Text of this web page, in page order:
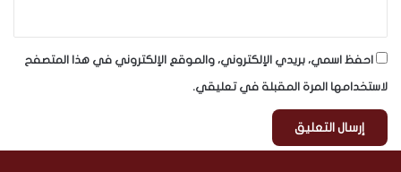
احفظ اسمي، بريدي الإلكتروني، والموقع الإلكتروني في هذا المتصفح
لاستخدامها المرة المقبلة في تعليقي.